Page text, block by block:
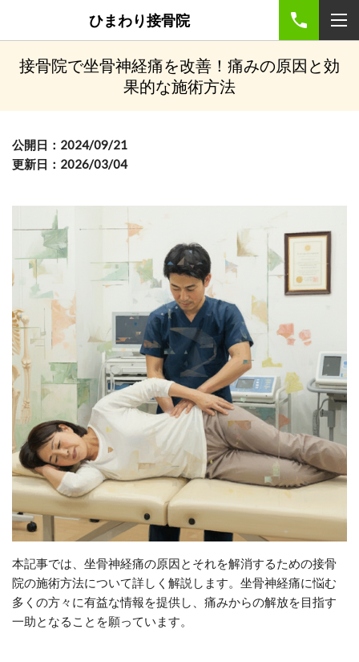
ひまわり接骨院
接骨院で坐骨神経痛を改善！痛みの原因と効
果的な施術方法
公開日：2024/09/21
更新日：2026/03/04
本記事では、坐骨神経痛の原因とそれを解消するための接骨
院の施術方法について詳しく解説します。坐骨神経痛に悩む
多くの方々に有益な情報を提供し、痛みからの解放を目指す
一助となることを願っています。